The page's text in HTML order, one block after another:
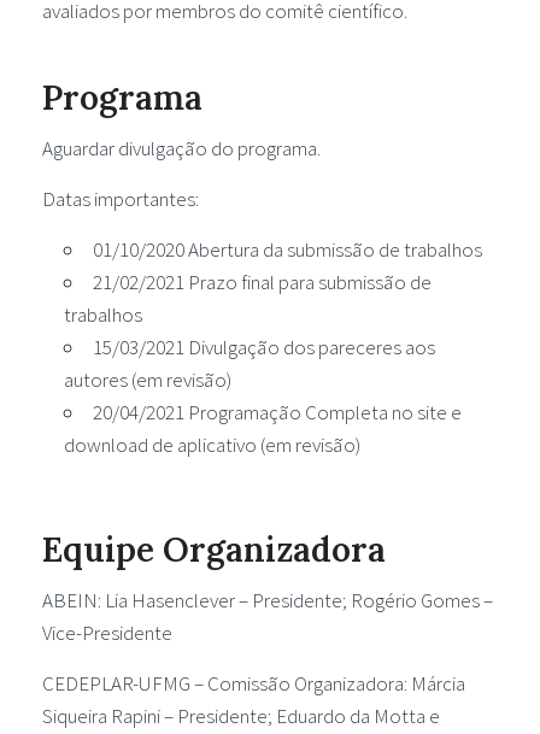
avaliados por membros do comitê científico.
Programa
Aguardar divulgação do programa.
Datas importantes:
01/10/2020 Abertura da submissão de trabalhos
21/02/2021 Prazo final para submissão de
trabalhos
15/03/2021 Divulgação dos pareceres aos
autores (em revisão)
20/04/2021 Programação Completa no site e
download de aplicativo (em revisão)
Equipe Organizadora
ABEIN: Lia Hasenclever – Presidente; Rogério Gomes –
Vice-Presidente
CEDEPLAR-UFMG – Comissão Organizadora: Márcia
Siqueira Rapini – Presidente; Eduardo da Motta e